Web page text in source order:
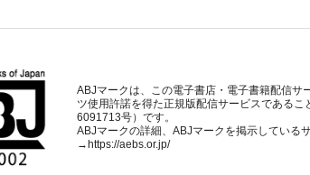
ABJマークは、この電子書店・電子書籍配信サ
ツ使用許諾を得た正規版配信サービスである
6091713号）です。
ABJマークの詳細、ABJマークを掲示している
→ https://aebs.or.jp/